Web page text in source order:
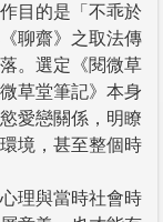
目的是「不乖於
聊齋》之取法傳
。選定《閱微草
草堂筆記》本身
愛戀關係，明瞭
境，甚至整個時
理與當時社會時